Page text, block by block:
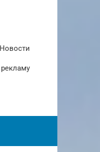
Новости